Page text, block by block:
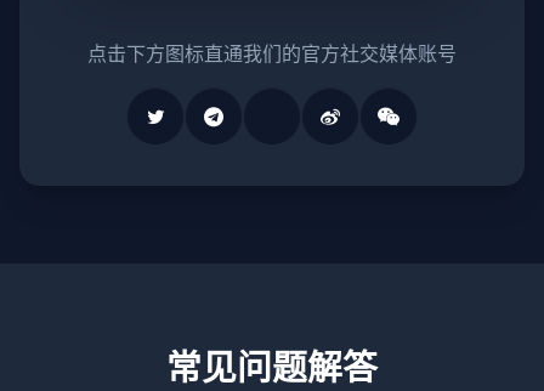
点击下方图标直通我们的官方社交媒体账号
常见问题解答